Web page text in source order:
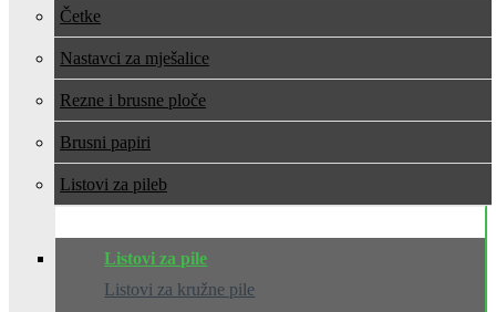
Četke
Nastavci za mješalice
Rezne i brusne ploče
Brusni papiri
Listovi za pile
Listovi za pile
Listovi za kružne pile